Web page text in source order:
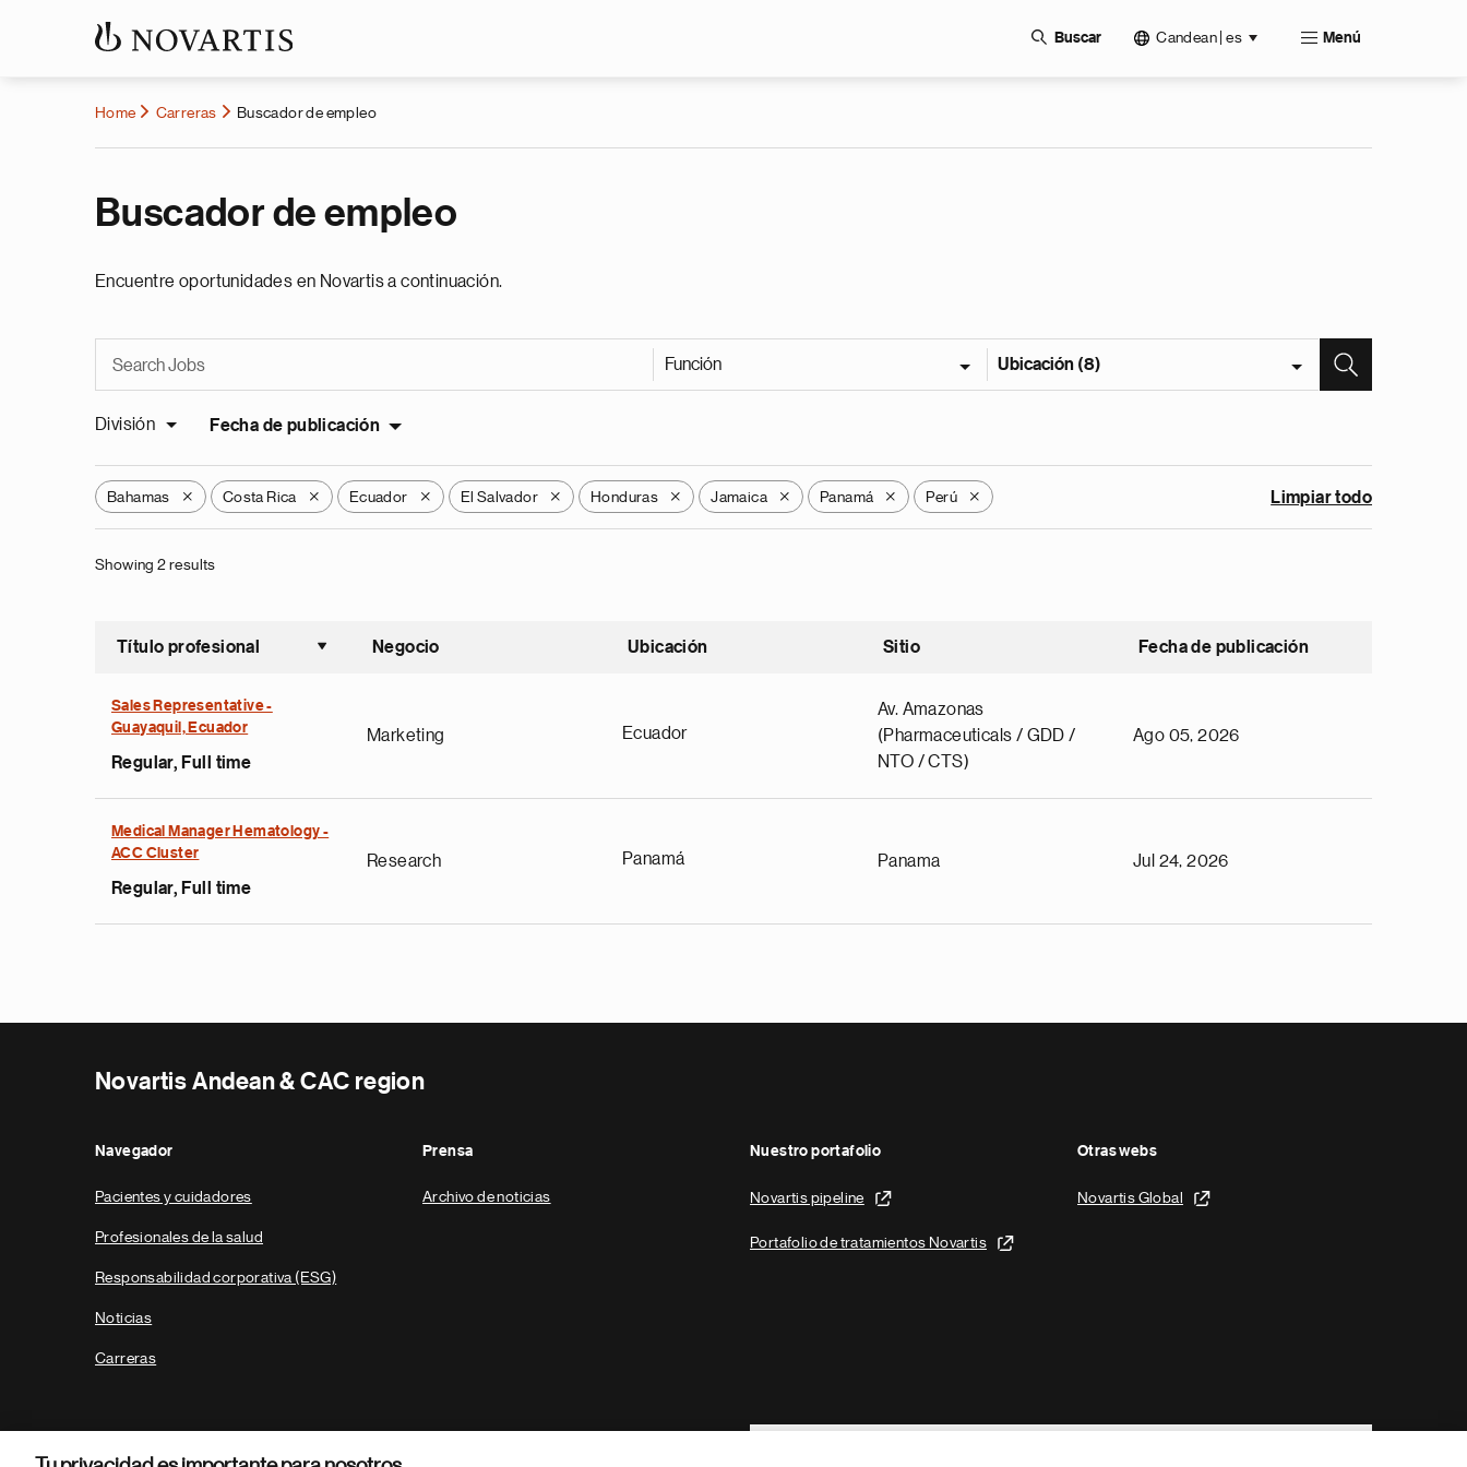
Buscar Candean | es Menú
Home Carreras Buscador de empleo
Buscador de empleo
Encuentre oportunidades en Novartis a continuación.
Función Ubicación (8)
División Fecha de publicación
Bahamas X Costa Rica X Ecuador X El Salvador X Honduras X Jamaica X Panamá X Perú X Limpiar todo
Showing 2 results
Título profesional
Ordenar ascendente
Negocio Ubicación Sitio Fecha de publicación
Sales Representative -
Guayaquil, Ecuador
Regular, Full time
Marketing Ecuador
Av. Amazonas
(Pharmaceuticals / GDD /
NTO / CTS)
Ago 05, 2026
Medical Manager Hematology -
ACC Cluster
Regular, Full time
Research Panamá Panama Jul 24, 2026
Novartis Andean & CAC region
Navegador
Pacientes y cuidadores
Profesionales de la salud
Responsabilidad corporativa (ESG)
Noticias
Carreras
Prensa
Archivo de noticias
Nuestro portafolio
Novartis pipeline
Portafolio de tratamientos Novartis
Otras webs
Novartis Global
Footer Site Search